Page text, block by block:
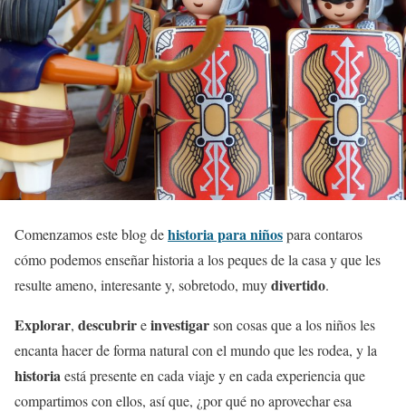
Comenzamos este blog dehistoria para niñospara contaros
cómo podemos enseñar historia a los peques de la casa y que les
resulte ameno, interesante y, sobretodo, muydivertido.
Explorar, descubrireinvestigarson cosas que a los niños les
encanta hacer de forma natural con el mundo que les rodea, y la
historiaestá presente en cada viaje y en cada experiencia que
compartimos con ellos, así que, ¿por qué no aprovechar esa